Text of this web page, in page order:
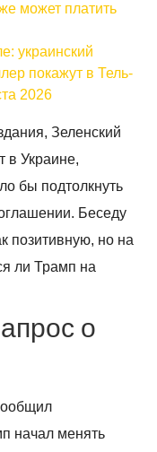
может платить
украинский
покажут в Тель-
2026
Зеленский
в Украине,
бы подтолкнуть
Беседу
позитивную, но на
ли Трамп на
о
начал менять